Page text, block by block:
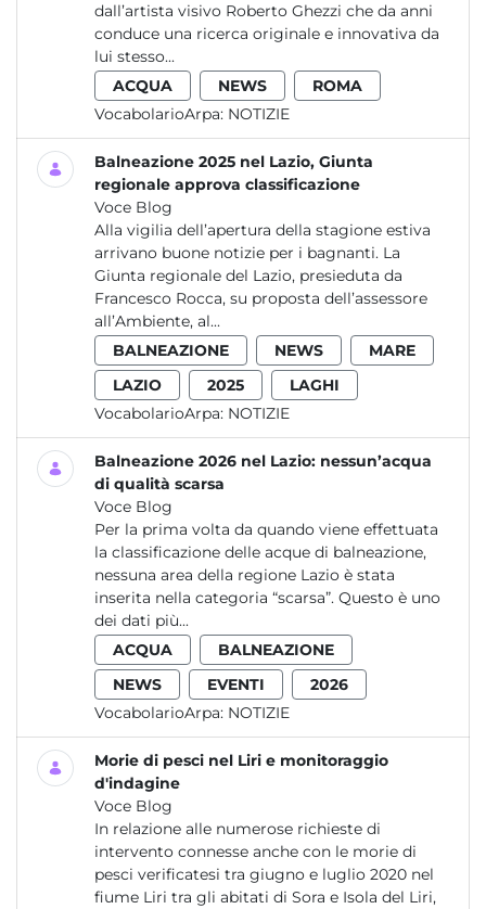
dall’artista visivo Roberto Ghezzi che da anni
conduce una ricerca originale e innovativa da
lui stesso...
ACQUA
NEWS
ROMA
VocabolarioArpa: NOTIZIE
Balneazione 2025 nel Lazio, Giunta
regionale approva classificazione
Voce Blog
Alla vigilia dell’apertura della stagione estiva
arrivano buone notizie per i bagnanti. La
Giunta regionale del Lazio, presieduta da
Francesco Rocca, su proposta dell’assessore
all’Ambiente, al...
BALNEAZIONE
NEWS
MARE
LAZIO
2025
LAGHI
VocabolarioArpa: NOTIZIE
Balneazione 2026 nel Lazio: nessun’acqua
di qualità scarsa
Voce Blog
Per la prima volta da quando viene effettuata
la classificazione delle acque di balneazione,
nessuna area della regione Lazio è stata
inserita nella categoria “scarsa”. Questo è uno
dei dati più...
ACQUA
BALNEAZIONE
NEWS
EVENTI
2026
VocabolarioArpa: NOTIZIE
Morie di pesci nel Liri e monitoraggio
d'indagine
Voce Blog
In relazione alle numerose richieste di
intervento connesse anche con le morie di
pesci verificatesi tra giugno e luglio 2020 nel
fiume Liri tra gli abitati di Sora e Isola del Liri,